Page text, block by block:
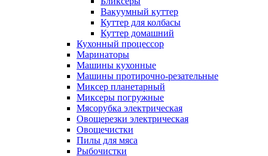
Вакуумный куттер
Куттер для колбасы
Куттер домашний
Кухонный процессор
Маринаторы
Машины кухонные
Машины протирочно-резательные
Миксер планетарный
Миксеры погружные
Мясорубка электрическая
Овощерезки электрическая
Овощечистки
Пилы для мяса
Рыбочистки